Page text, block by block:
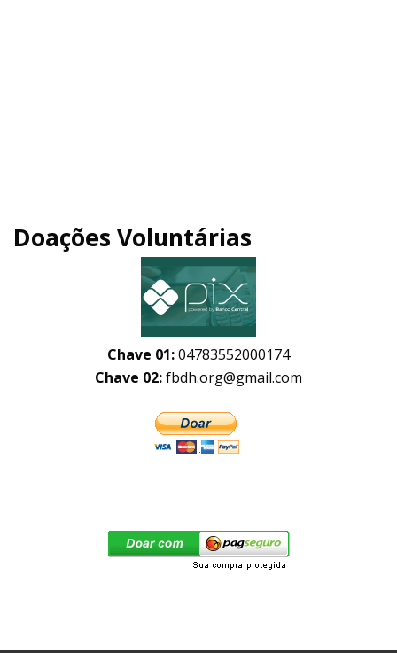
Doações Voluntárias
Chave 01:04783552000174
Chave 02:fbdh.org@gmail.com